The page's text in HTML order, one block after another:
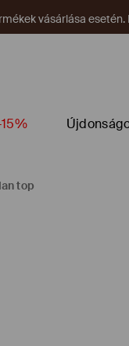
vásárlása
top